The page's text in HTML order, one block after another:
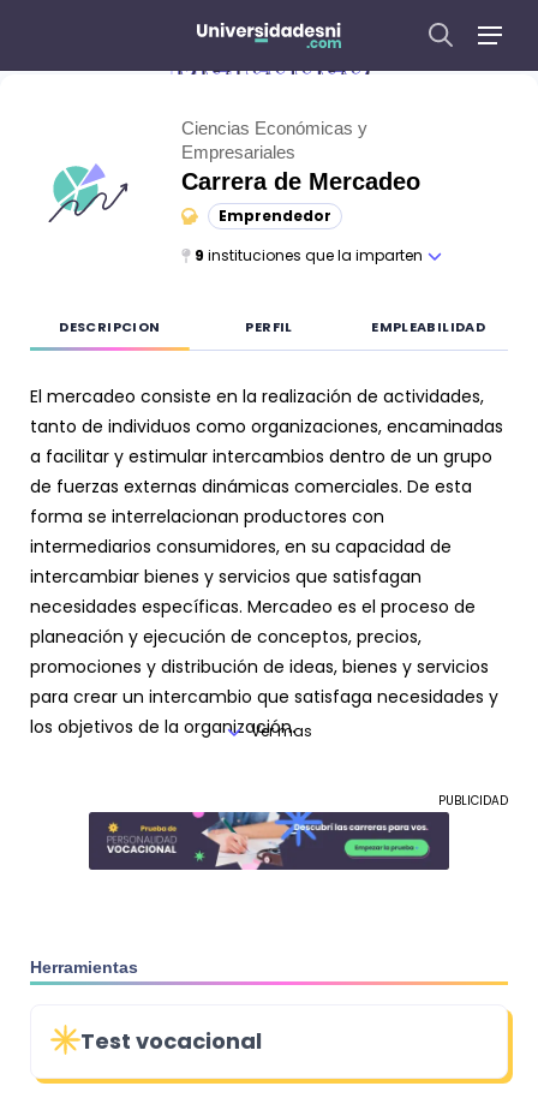
Mercadeo
Ciencias Económicas y
Empresariales
Carrera de Mercadeo
Emprendedor
9 instituciones que la imparten
DESCRIPCION PERFIL EMPLEABILIDAD
El mercadeo consiste en la realización de actividades,
tanto de individuos como organizaciones, encaminadas
a facilitar y estimular intercambios dentro de un grupo
de fuerzas externas dinámicas comerciales. De esta
forma se interrelacionan productores con
intermediarios consumidores, en su capacidad de
intercambiar bienes y servicios que satisfagan
necesidades específicas. Mercadeo es el proceso de
planeación y ejecución de conceptos, precios,
promociones y distribución de ideas, bienes y servicios
para crear un intercambio que satisfaga necesidades y
los objetivos de la organización.
Ver mas
PUBLICIDAD
Herramientas
Test vocacional